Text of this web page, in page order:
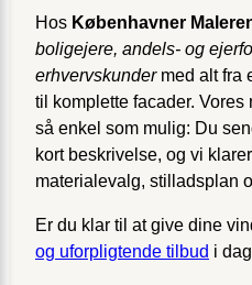
Hos Københavner
boligejere, andels- og
erhvervskundermed alt fra
til komplette facader.
så enkel som mulig: Du
kort beskrivelse, og vi
materialevalg, stilladsplan
Er du klar til at give dine
og uforpligtende tilbud i